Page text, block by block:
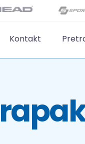
Kontakt